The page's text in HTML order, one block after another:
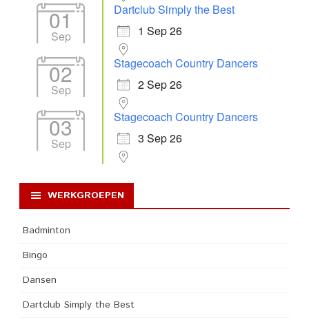
01
Sep
Dartclub Simply the Best
1 Sep 26
02
Sep
Stagecoach Country Dancers
2 Sep 26
03
Sep
Stagecoach Country Dancers
3 Sep 26
WERKGROEPEN
Badminton
Bingo
Dansen
Dartclub Simply the Best